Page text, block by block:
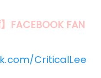
FACEBOOK FAN
CriticalLee